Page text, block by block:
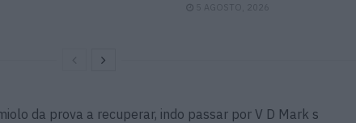
5 AGOSTO, 2026
da prova a recuperar, indo passar por V D Mark s